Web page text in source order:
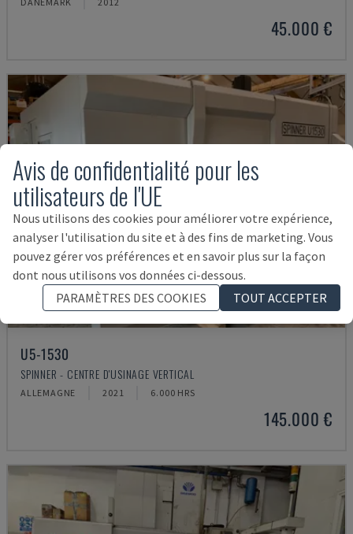
45.000 €
U5-1530
SPINNER - CENTRE D'USINAGE VERTICAL
ALLEMAGNE 2021 6.000 HRS
145.000 €
Avis de confidentialité pour les
utilisateurs de l'UE
Nous utilisons des cookies pour améliorer votre expérience,
analyser l'utilisation du site et à des fins de marketing. Vous
pouvez gérer vos préférences et en savoir plus sur la façon
dont nous utilisons vos données ci-dessous.
PARAMÈTRES DES COOKIES
TOUT ACCEPTER